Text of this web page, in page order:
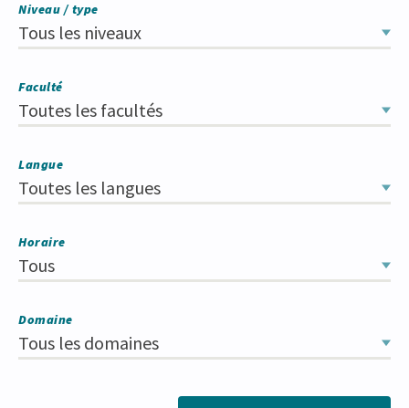
Niveau / type
Tous les niveaux
Faculté
Toutes les facultés
Langue
Toutes les langues
Horaire
Tous
Domaine
Tous les domaines